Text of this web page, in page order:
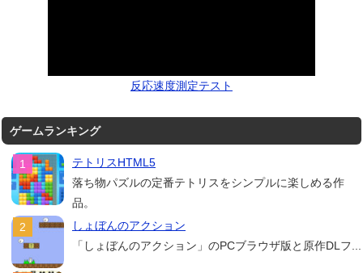
反応速度測定テスト
ゲームランキング
テトリスHTML5
落ち物パズルの定番テトリスをシンプルに楽しめる作
品。
しょぼんのアクション
「しょぼんのアクション」のPCブラウザ版と原作DLフ...